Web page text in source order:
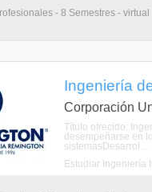
- 8 Semestres - virtual
Ingeniería
Corporación
Título ofrecido:
desempeñarse en
sistemasDesarrol ...
Estudiar Ingeniería